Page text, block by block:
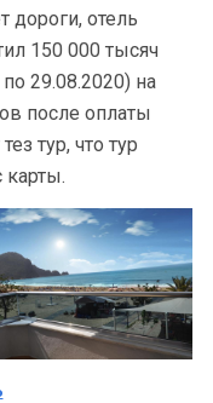
отель
150 000 тысяч
29.08.2020) на
после оплаты
тур, что тур
карты.